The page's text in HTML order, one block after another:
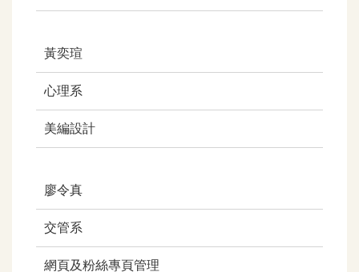
黃奕瑄
心理系
美編設計
廖令真
交管系
網頁及粉絲專頁管理